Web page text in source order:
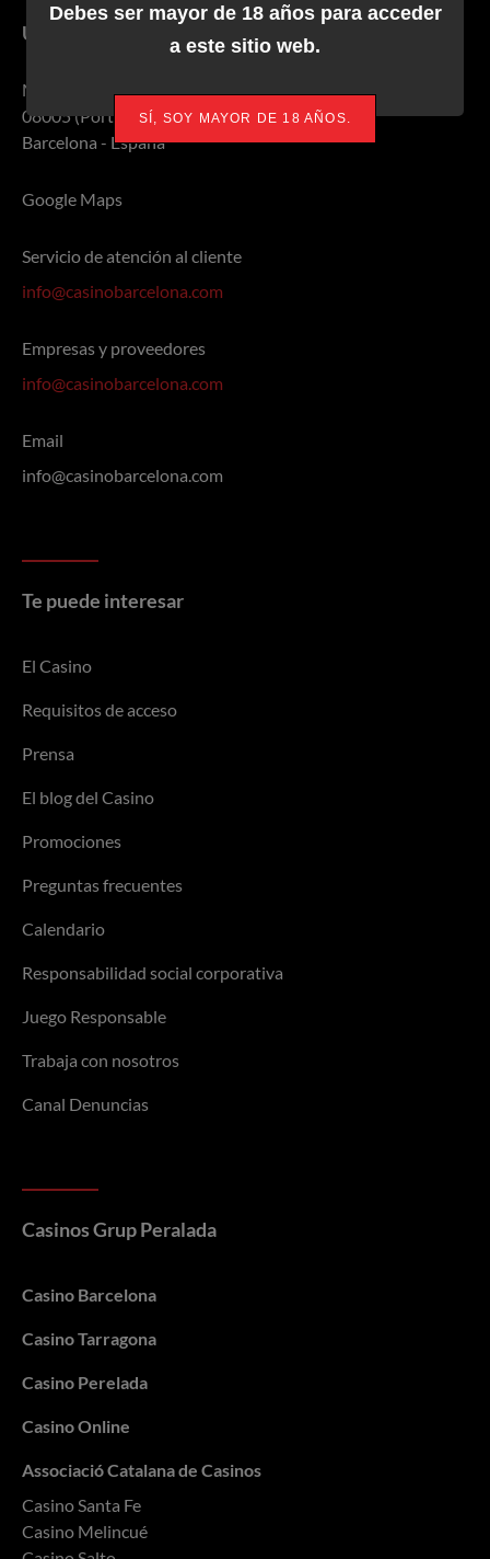
Ubicación y contacto
Marina, 19-21
08005 (Port Olímpic)
Barcelona - España
Google Maps
Servicio de atención al cliente
info@casinobarcelona.com
Empresas y proveedores
info@casinobarcelona.com
Email
info@casinobarcelona.com
Te puede interesar
El Casino
Requisitos de acceso
Prensa
El blog del Casino
Promociones
Preguntas frecuentes
Calendario
Responsabilidad social corporativa
Juego Responsable
Trabaja con nosotros
Canal Denuncias
Casinos Grup Peralada
Casino Barcelona
Casino Tarragona
Casino Perelada
Casino Online
Associació Catalana de Casinos
Casino Santa Fe
Casino Melincué
Debes ser mayor de 18 años para acceder
a este sitio web.
SÍ, SOY MAYOR DE 18 AÑOS.